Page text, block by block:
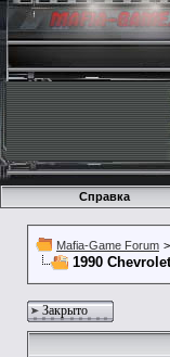
Справка
Mafia-Game Forum >
1990
Закрыто